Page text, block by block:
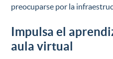
preocuparse por la
Impulsa el
aula virtual